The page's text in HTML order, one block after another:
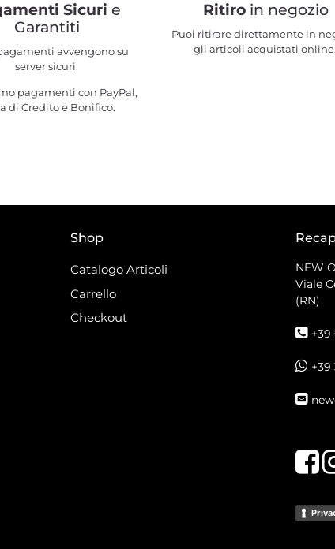
Sicuri e
Garantiti
avvengono su
server sicuri.
pagamenti con PayPal,
di Credito e Bonifico.
Ritiro in negozio
Puoi ritirare direttamente in
gli articoli acquistati online.
Shop
Catalogo Articoli
Carrello
Checkout
NEW
Viale
(RN)
+39
+39